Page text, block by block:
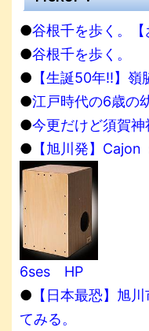
●谷根千を歩く。【
●谷根千を歩く。
● 【生誕50年!!】嶺
●江戸時代の6歳の
●今更だけど須賀神
● 【旭川発】
6ses HP
● 【日本最恐】旭
てみる。